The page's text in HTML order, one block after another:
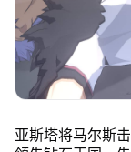
亚斯塔将马尔斯